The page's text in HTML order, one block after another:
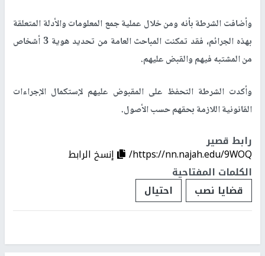
وأضافت الشرطة بأنه ومن خلال عملية جمع المعلومات والأدلة المتعلقة
بهذه الجرائم، فقد تمكنت المباحث العامة من تحديد هوية 3 أشخاص
من المشتبه فيهم والقبض عليهم.
وأكدت الشرطة التحفظ على المقبوض عليهم لإستكمال الإجراءات
القانونية اللازمة بحقهم حسب الأصول.
رابط قصير
https://nn.najah.edu/9WOQ/
إنسخ الرابط
الكلمات المفتاحية
قضايا نصب
احتيال